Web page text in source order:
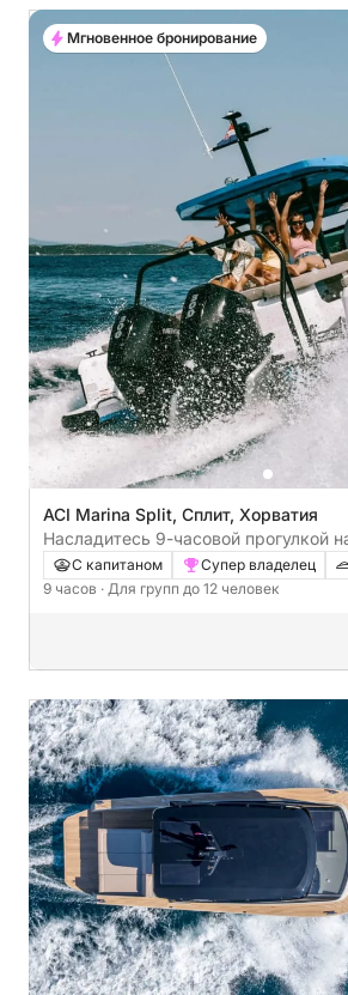
ACI Marina Split, Сплит, Хорватия
Насладитесь 9-часовой прогулкой
по Сплиту.
С капитаном Супер владелец
9 часов · Для групп до 12 человек
Мгновенное бронирование